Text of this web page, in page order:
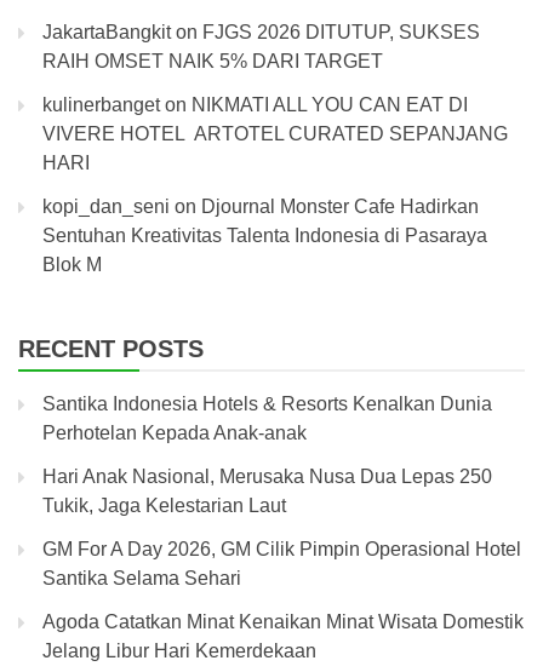
JakartaBangkiton FJGS 2026 DITUTUP, SUKSES
RAIH OMSET NAIK 5% DARI TARGET
kulinerbangeton NIKMATI ALL YOU CAN EAT DI
VIVERE HOTEL ARTOTEL CURATED SEPANJANG
HARI
kopi_dan_seni on Djournal Monster Cafe Hadirkan
Sentuhan Kreativitas Talenta Indonesia di Pasaraya
Blok M
RECENT POSTS
Santika Indonesia Hotels & Resorts Kenalkan Dunia
Perhotelan Kepada Anak-anak
Hari Anak Nasional, Merusaka Nusa Dua Lepas 250
Tukik, Jaga Kelestarian Laut
GM For A Day 2026, GM Cilik Pimpin Operasional Hotel
Santika Selama Sehari
Agoda Catatkan Minat Kenaikan Minat Wisata Domestik
Jelang Libur Hari Kemerdekaan